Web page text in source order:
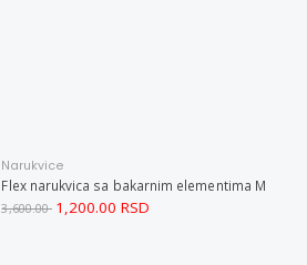
Narukvice
Flex narukvica sa bakarnim elementima M
3,600.00 1,200.00 RSD